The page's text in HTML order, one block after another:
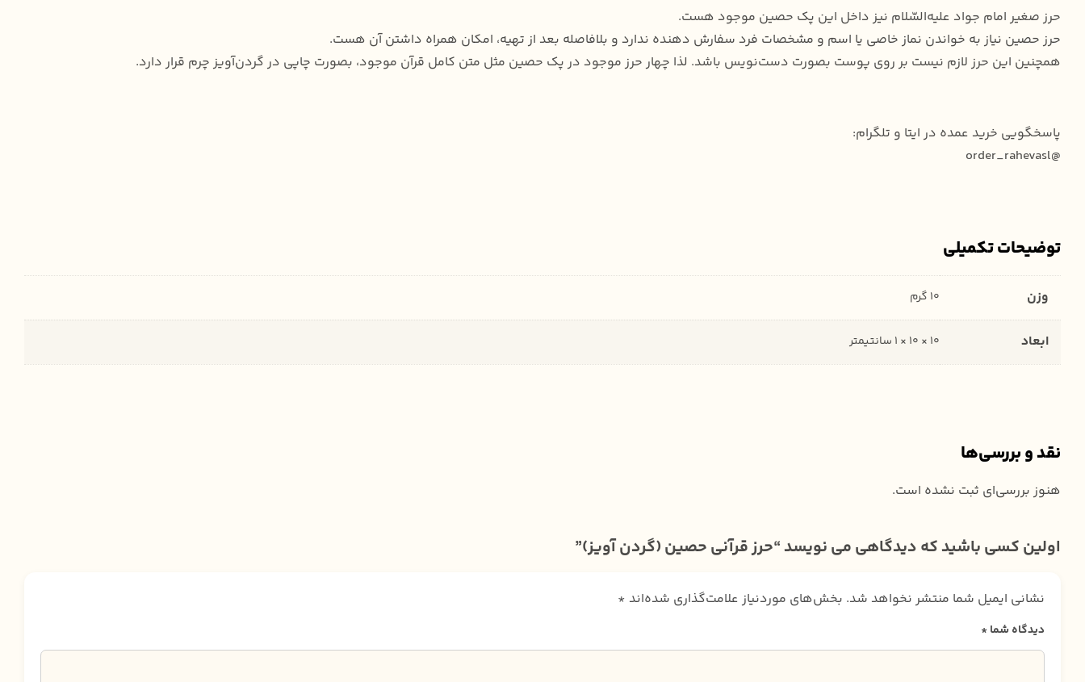
حرز صغیر امام جواد علیه‌السّلام نیز داخل این پک حصین موجود هست.
حرز حصین نیاز به خواندن نماز خاصی یا اسم و مشخصات فرد سفارش دهنده ندارد و بلافاصله بعد از تهیه، امکان همراه داشتن آن هست.
همچنین این حرز لازم نیست بر روی پوست بصورت دست‌نویس باشد. لذا چهار حرز موجود در پک حصین مثل متن کامل قرآن موجود، بصورت چاپی در گردن‌آویز چرم قرار دارد.
پاسخگویی خرید عمده در ایتا و تلگرام:
@order_rahevasl
توضیحات تکمیلی
وزن 10 گرم
ابعاد 10 × 10 × 1 سانتیمتر
نقد و بررسی‌ها
هنوز بررسی‌ای ثبت نشده است.
اولین کسی باشید که دیدگاهی می نویسد “حرز قرآنی حصین (گردن آویز)”
نشانی ایمیل شما منتشر نخواهد شد. بخش‌های موردنیاز علامت‌گذاری شده‌اند *
دیدگاه شما*